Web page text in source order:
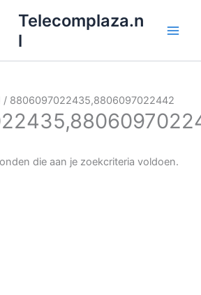
Telecomplaza.n
l
/ 8806097022435,8806097022442
die aan je zoekcriteria voldoen.